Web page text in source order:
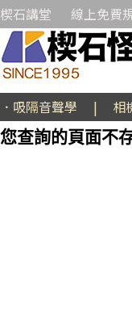
楔石講堂 線上免費
．吸隔音聲學 | 相
您查詢的頁面不